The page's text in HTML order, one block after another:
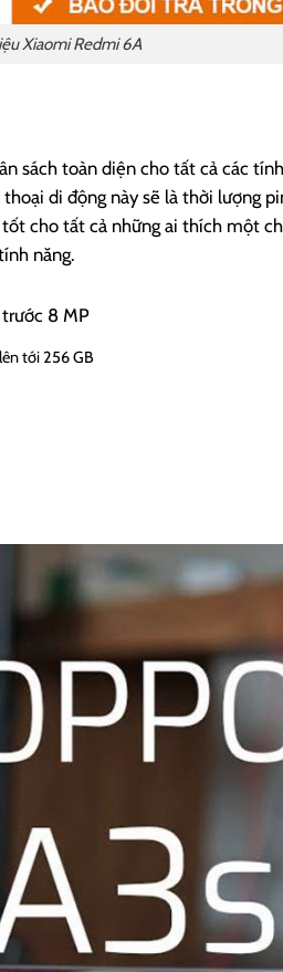
Xiaomi Redmi 6A
sách toàn diện cho tất cả các
di động này sẽ là thời lượng
cho tất cả những ai thích một
năng.
trước 8 MP
tới 256 GB